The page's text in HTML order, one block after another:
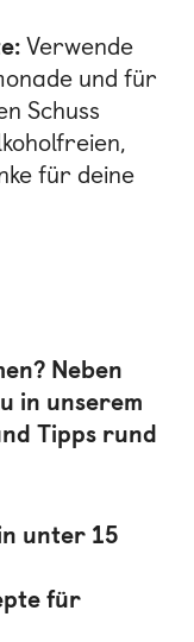
Verwende
und für
Schuss
für deine
Neben
in unserem
Tipps rund
unter 15
für